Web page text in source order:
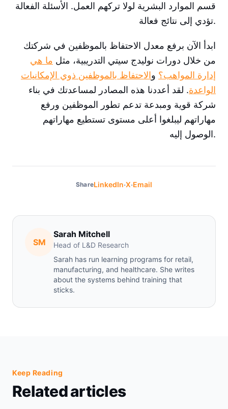
قسم الموارد البشرية لولا تركهم العمل. الأسئلة الفعالة
تؤدي إلى نتائج فعالة.
ابدأ الآن برفع معدل الاحتفاظ بالموظفين في شركتك
من خلال دورات نوليدج سيتي التدريبية، مثل ما هي
إدارة المواهب؟ والاحتفاظ بالموظفين ذوي الإمكانيات
الواعدة. لقد أعددنا هذه المصادر لمساعدتك في بناء
شركة قوية ومبدعة تدعم تطور الموظفين ورفع
مهاراتهم ليبلغوا أعلى مستوى تستطيع مهاراتهم
الوصول إليه.
ShareLinkedIn·X·Email
SM
Sarah Mitchell
Head of L&D Research
Sarah has run learning programs for retail,
manufacturing, and healthcare. She writes
about the systems behind training that
sticks.
Keep Reading
Related articles